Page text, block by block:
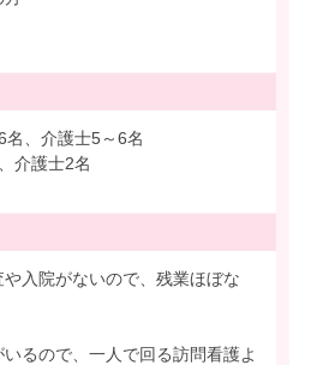
名、介護士5～6名
介護士2名
入院がないので、残業ほぼな
るので、一人で回る訪問看護よ